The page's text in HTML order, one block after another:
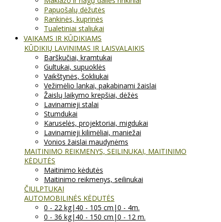
Papuošalų dėžutės
Rankinės, kuprinės
Tualetiniai staliukai
VAIKAMS IR KŪDIKIAMS
KŪDIKIŲ LAVINIMAS IR LAISVALAIKIS
Barškučiai, kramtukai
Gultukai, supuoklės
Vaikštynės, šokliukai
Vežimėlio lankai, pakabinami žaislai
Žaislų laikymo krepšiai, dėžės
Lavinamieji stalai
Stumdukai
Karuselės, projektoriai, migdukai
Lavinamieji kilimėliai, maniežai
Vonios žaislai maudynėms
MAITINIMO REIKMENYS, SEILINUKAI, MAITINIMO
KĖDUTĖS
Maitinimo kėdutės
Maitinimo reikmenys, seilinukai
ČIULPTUKAI
AUTOMOBILINĖS KĖDUTĖS
0 - 22 kg|40 - 105 cm|0 - 4m.
0 - 36 kg|40 - 150 cm|0 - 12 m.